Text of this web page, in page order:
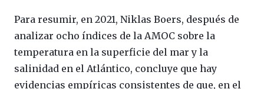
Para resumir, en 2021, Niklas Boers, después de
analizar ocho índices de la AMOC sobre la
temperatura en la superficie del mar y la
salinidad en el Atlántico, concluye que hay
evidencias empíricas consistentes de que, en el